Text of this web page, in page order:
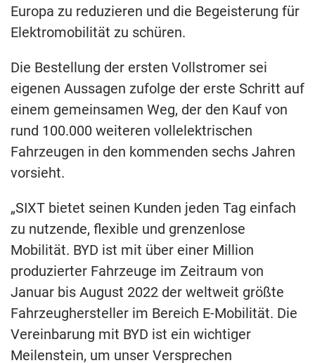
Europa zu reduzieren und die Begeisterung für
Elektromobilität zu schüren.
Die Bestellung der ersten Vollstromer sei
eigenen Aussagen zufolge der erste Schritt auf
einem gemeinsamen Weg, der den Kauf von
rund 100.000 weiteren vollelektrischen
Fahrzeugen in den kommenden sechs Jahren
vorsieht.
„SIXT bietet seinen Kunden jeden Tag einfach
zu nutzende, flexible und grenzenlose
Mobilität. BYD ist mit über einer Million
produzierter Fahrzeuge im Zeitraum von
Januar bis August 2022 der weltweit größte
Fahrzeughersteller im Bereich E-Mobilität. Die
Vereinbarung mit BYD ist ein wichtiger
Meilenstein, um unser Versprechen